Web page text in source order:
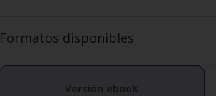
Formatos disponibles
Versión ebook